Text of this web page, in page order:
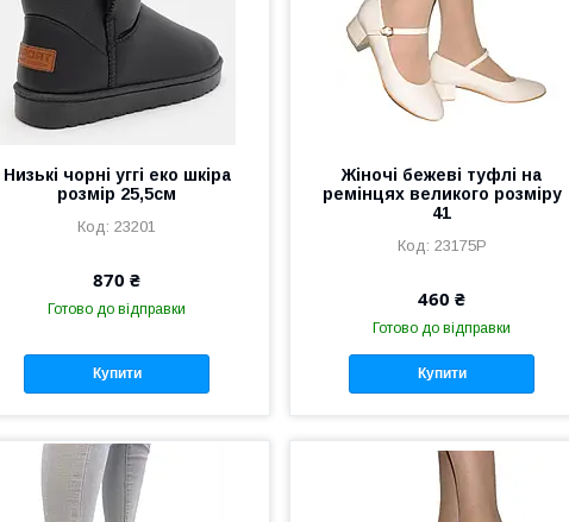
Низькі чорні уггі еко шкіра
розмір 25,5см
23201
870 ₴
Готово до відправки
Купити
Жіночі бежеві туфлі на
ремінцях великого розміру
41
23175Р
460 ₴
Готово до відправки
Купити